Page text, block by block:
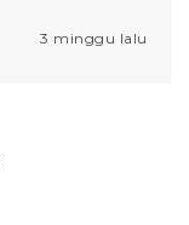
3 minggu lalu